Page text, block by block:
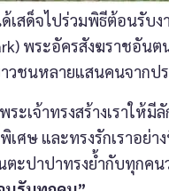
เสด็จไปร่วมพิธีต้อนรับง
พระอัครสังฆราชอันต
ชนหลายแสนคนจากปร
จ้าทรงสร้างเราให้มี
ศษ และทรงรักเราอย่าง
ตะปาปาทรงย้ำกับทุกคน